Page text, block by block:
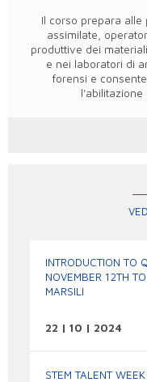
Il corso prepara
assimilate,
produttive dei
e nei laboratori di
forensi e
l'abilitazione
INTRODUCTION TO
NOVEMBER 12TH
MARSILI
22 | 10 | 2024
STEM TALENT